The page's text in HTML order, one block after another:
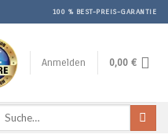
100 % BEST-PREIS-GARANTIE
Anmelden 0,00 €
Suche